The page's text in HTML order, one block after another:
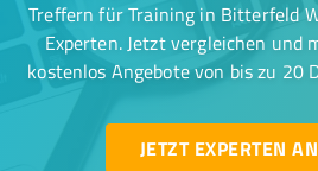
Treffern für Training in Bitterfeld
Experten. Jetzt vergleichen und
kostenlos Angebote von bis zu 20
JETZT EXPERTEN